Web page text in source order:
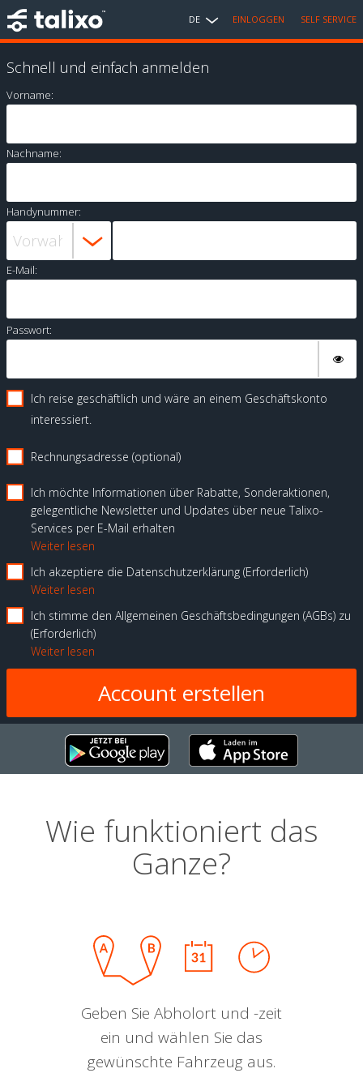
DE EINLOGGEN SELF SERVICE
Schnell und einfach anmelden
Vorname:
Nachname:
Handynummer:
E-Mail:
Passwort:
Ich reise geschäftlich und wäre an einem Geschäftskonto
interessiert.
Rechnungsadresse (optional)
Ich möchte Informationen über Rabatte, Sonderaktionen,
gelegentliche Newsletter und Updates über neue Talixo-
Services per E-Mail erhalten
Weiter lesen
Ich akzeptiere die Datenschutzerklärung Erforderlich
Weiter lesen
Ich stimme den Allgemeinen Geschäftsbedingungen (AGBs) zu
Erforderlich
Weiter lesen
Wie funktioniert das
Ganze?
Geben Sie Abholort und -zeit
ein und wählen Sie das
gewünschte Fahrzeug aus.